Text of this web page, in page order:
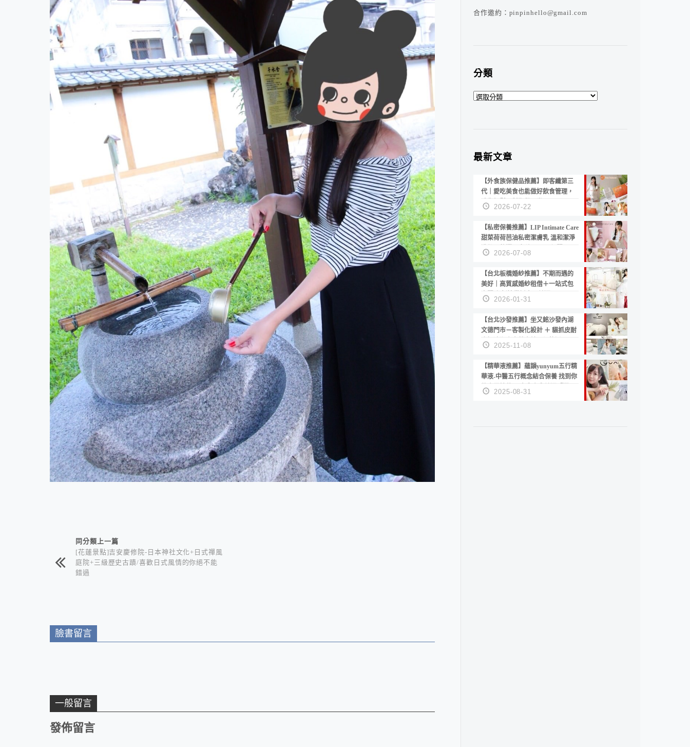
相連文章同分類上一篇
[花蓮景點]吉安慶修院-日本神社文化+日式禪風
庭院+三級歷史古蹟/喜歡日式風情的你絕不能
錯過
臉書留言
一般留言
發佈留言
合作邀約：pinpinhello@gmail.com
分類
分
最新文章
【外食族保健品推薦】即客纖第三
代｜愛吃美食也能做好飲食管理，
陪你輕鬆面對聚餐日常！
2026-07-22
【私密保養推薦】LIP Intimate Care
甜菜荷荷芭油私密潔膚乳 溫和潔淨
洗後不乾澀 不起泡反而更舒服！
2026-07-08
【台北板橋婚紗推薦】不期而遇的
美好｜高質感婚紗租借＋一站式包
套服務 新娘備婚省心首選！
2026-01-31
【台北沙發推薦】坐又銘沙發內湖
文德門市－客製化設計 ＋ 貓抓皮耐
磨好清潔｜直營直銷、價格透明
高CP值打造夢想居家風格
2025-11-08
【精華液推薦】蘊韻yunyum五行精
華液-中醫五行概念結合保養 找到你
的專屬精華！ 水㊀土㊀就選「潤・
賦精華」維持肌膚剛剛好的平衡
2025-08-31